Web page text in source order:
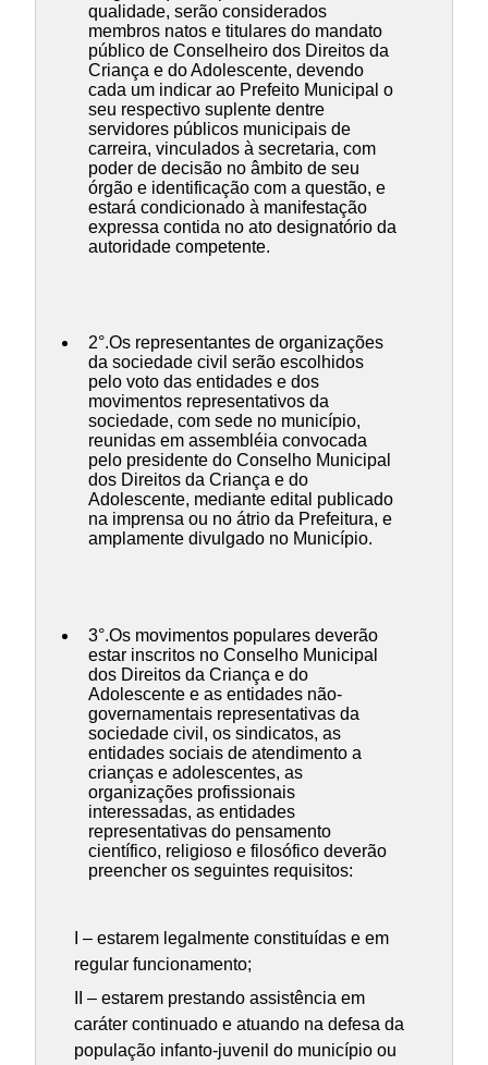
qualidade, serão considerados
membros natos e titulares do mandato
público de Conselheiro dos Direitos da
Criança e do Adolescente, devendo
cada um indicar ao Prefeito Municipal o
seu respectivo suplente dentre
servidores públicos municipais de
carreira, vinculados à secretaria, com
poder de decisão no âmbito de seu
órgão e identificação com a questão, e
estará condicionado à manifestação
expressa contida no ato designatório da
autoridade competente.
2°.Os representantes de organizações
da sociedade civil serão escolhidos
pelo voto das entidades e dos
movimentos representativos da
sociedade, com sede no município,
reunidas em assembléia convocada
pelo presidente do Conselho Municipal
dos Direitos da Criança e do
Adolescente, mediante edital publicado
na imprensa ou no átrio da Prefeitura, e
amplamente divulgado no Município.
3°.Os movimentos populares deverão
estar inscritos no Conselho Municipal
dos Direitos da Criança e do
Adolescente e as entidades não-
governamentais representativas da
sociedade civil, os sindicatos, as
entidades sociais de atendimento a
crianças e adolescentes, as
organizações profissionais
interessadas, as entidades
representativas do pensamento
científico, religioso e filosófico deverão
preencher os seguintes requisitos:
I – estarem legalmente constituídas e em
regular funcionamento;
II – estarem prestando assistência em
caráter continuado e atuando na defesa da
população infanto-juvenil do município ou